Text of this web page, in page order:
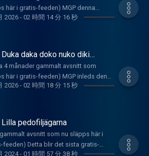
där det bjuds på nåt
Här finns även alla gamla
mgp för alla
Prenumerera
kr i månaden genom att
på
här i gratis-feeden) MGP denna
inleder med mad snack om turism till
sig några tips. News on the hours tar
senaste inom L som har sitt
på söndag, lite Irankrigsshit samt
som knullade sönder en
gör dem en låt om den stora
som är i helgen. Vem är dem?
Constructive Critique delas ut till
senaste ihopljugna skit om
2026- 02 時間 14 分 16 秒
daka doko nuko diki
feeden)
4 månader gammalt avsnitt som
här i gratis-feeden) MGP inleds denna
med ett försvarstal till alla som haglat
Detta leder till en hel del sanningar om
annat utländska kvinnor. News on the
späckat med mad news-shit, som
i Mexiko, senaste utspelen från
2026- 02 時間 18 分 15 秒
pedofiljägarna
avsnitt som nu släpps här i
feeden) Detta blir det sista gratis-
2024- 01 時間 57 分 38 秒